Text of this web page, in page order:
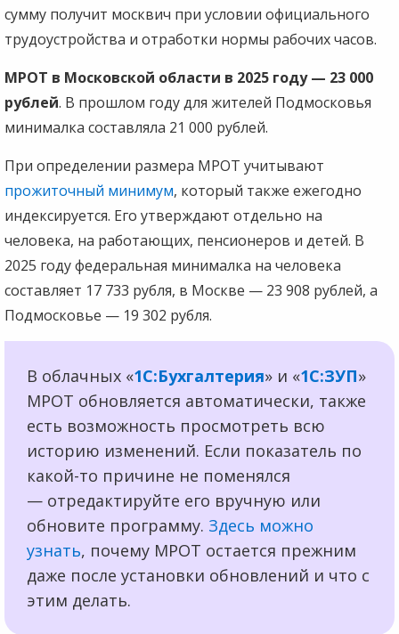
сумму получит москвич при условии официального
трудоустройства и отработки нормы рабочих часов.
МРОТ в Московской области в 2025 году — 23 000
рублей. В прошлом году для жителей Подмосковья
минималка составляла 21 000 рублей.
При определении размера МРОТ учитывают
прожиточный минимум, который также ежегодно
индексируется. Его утверждают отдельно на
человека, на работающих, пенсионеров и детей. В
2025 году федеральная минималка на человека
составляет 17 733 рубля, в Москве — 23 908 рублей, а
Подмосковье — 19 302 рубля.
В облачных «1С:Бухгалтерия» и «1С:ЗУП»
МРОТ обновляется автоматически, также
есть возможность просмотреть всю
историю изменений. Если показатель по
какой-то причине не поменялся
— отредактируйте его вручную или
обновите программу. Здесь можно
узнать, почему МРОТ остается прежним
даже после установки обновлений и что с
этим делать.